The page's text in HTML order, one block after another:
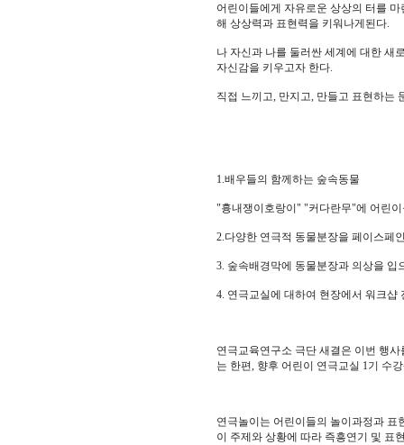
어린이들에게 자유로운 상상의 터를
해 상상력과 표현력을 키워나게된다.
나 자신과 나를 둘러싼 세계에 대한 새
자신감을 키우고자 한다.
직접 느끼고, 만지고, 만들고 표현하는
1.배우들의 함께하는 숲속동물
"흉내쟁이호랑이" "커다란무"에 어린
2.다양한 연극적 동물분장을 페이스페
3. 숲속배경막에 동물분장과 의상을 입
4. 연극교실에 대하여 현장에서 워크샵
연극교육연구소 극단 새결은 이번 행
는 한편, 향후 어린이 연극교실 1기 수
연극놀이는 어린이들의 놀이과정과
이 주제와 상황에 따라 즉흥연기 및 표